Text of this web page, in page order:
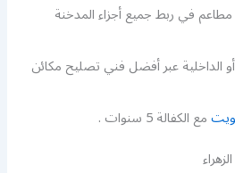
في ربط جميع أجزاء المدخنة
الداخلية عبر أفضل فني تصليح مكائن
مع الكفالة 5 سنوات .